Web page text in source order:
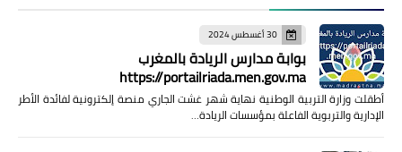
30 أغسطس 2024
بوابة مدارس الريادة بالمغرب
https://portailriada.men.gov.ma
أطقلت وزارة التربية الوطنية نهاية شهر غشت الجاري منصة إلكترونية لفائدة الأطر
الإدارية والتربوية الفاعلة بمؤسسات الريادة…